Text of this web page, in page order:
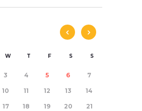
W T F S S
3 4 5 6 7
10 11 12 13 14
17 18 19 20 21